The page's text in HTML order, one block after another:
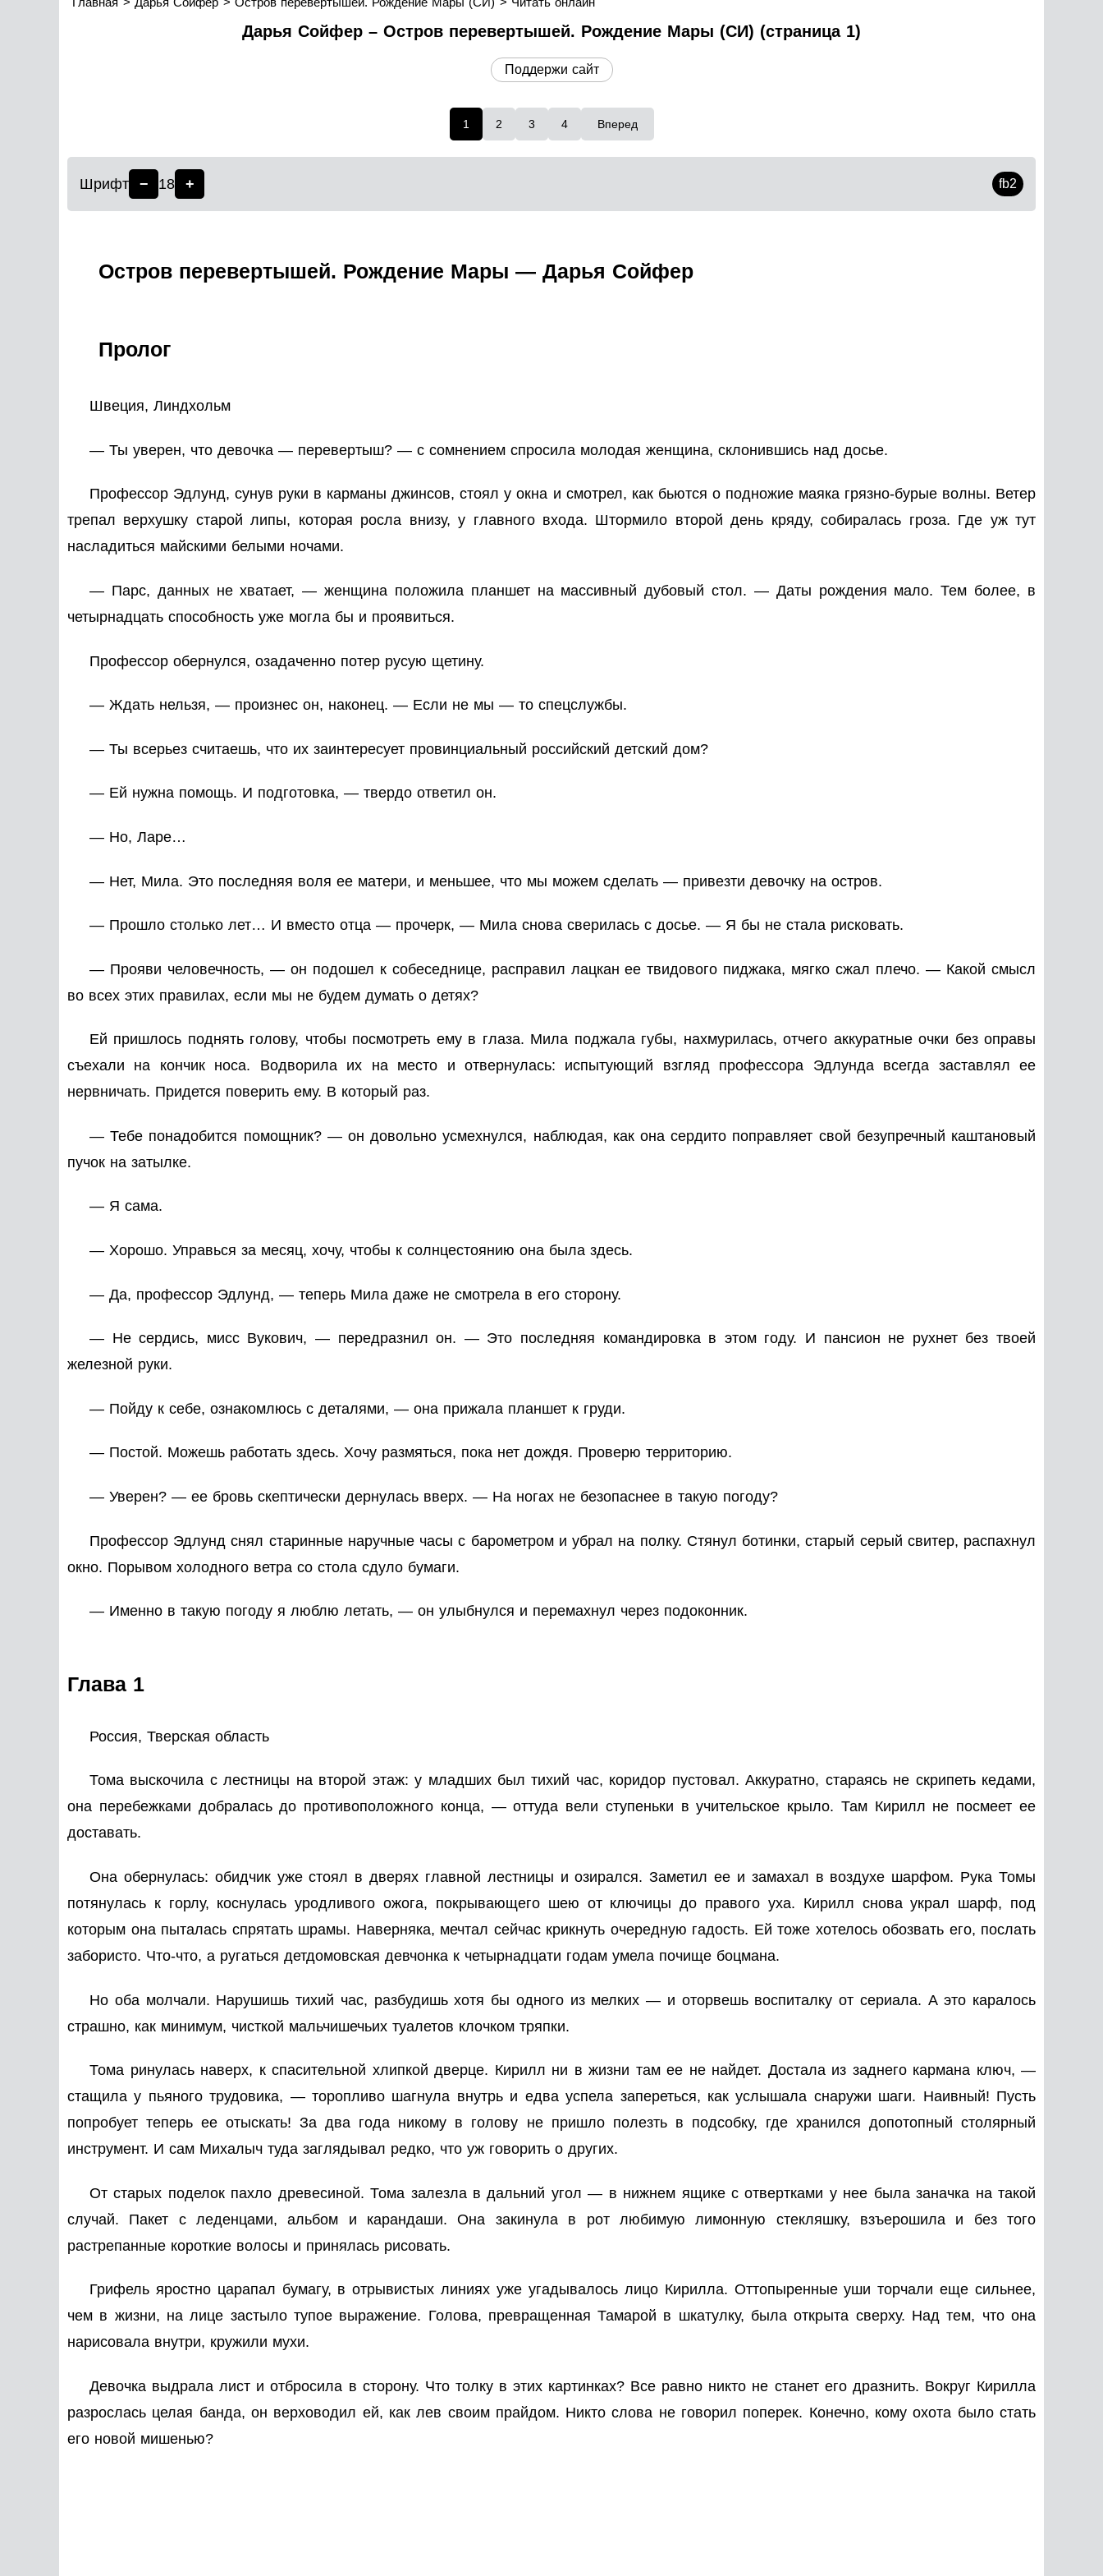
Дарья Сойфер – Остров перевертышей. Рождение Мары (СИ) (страница 1)
Поддержи сайт
1 2 3 4 Вперед
Шрифт − 18 + fb2
Остров перевертышей. Рождение Мары — Дарья Сойфер
Пролог
Швеция, Линдхольм
— Ты уверен, что девочка — перевертыш? — с сомнением спросила молодая женщина, склонившись над досье.
Профессор Эдлунд, сунув руки в карманы джинсов, стоял у окна и смотрел, как бьются о подножие маяка грязно-бурые волны. Ветер
трепал верхушку старой липы, которая росла внизу, у главного входа. Штормило второй день кряду, собиралась гроза. Где уж тут
насладиться майскими белыми ночами.
— Парс, данных не хватает, — женщина положила планшет на массивный дубовый стол. — Даты рождения мало. Тем более, в
четырнадцать способность уже могла бы и проявиться.
Профессор обернулся, озадаченно потер русую щетину.
— Ждать нельзя, — произнес он, наконец. — Если не мы — то спецслужбы.
— Ты всерьез считаешь, что их заинтересует провинциальный российский детский дом?
— Ей нужна помощь. И подготовка, — твердо ответил он.
— Но, Ларе…
— Нет, Мила. Это последняя воля ее матери, и меньшее, что мы можем сделать — привезти девочку на остров.
— Прошло столько лет… И вместо отца — прочерк, — Мила снова сверилась с досье. — Я бы не стала рисковать.
— Прояви человечность, — он подошел к собеседнице, расправил лацкан ее твидового пиджака, мягко сжал плечо. — Какой смысл
во всех этих правилах, если мы не будем думать о детях?
Ей пришлось поднять голову, чтобы посмотреть ему в глаза. Мила поджала губы, нахмурилась, отчего аккуратные очки без оправы
съехали на кончик носа. Водворила их на место и отвернулась: испытующий взгляд профессора Эдлунда всегда заставлял ее
нервничать. Придется поверить ему. В который раз.
— Тебе понадобится помощник? — он довольно усмехнулся, наблюдая, как она сердито поправляет свой безупречный каштановый
пучок на затылке.
— Я сама.
— Хорошо. Управься за месяц, хочу, чтобы к солнцестоянию она была здесь.
— Да, профессор Эдлунд, — теперь Мила даже не смотрела в его сторону.
— Не сердись, мисс Вукович, — передразнил он. — Это последняя командировка в этом году. И пансион не рухнет без твоей
железной руки.
— Пойду к себе, ознакомлюсь с деталями, — она прижала планшет к груди.
— Постой. Можешь работать здесь. Хочу размяться, пока нет дождя. Проверю территорию.
— Уверен? — ее бровь скептически дернулась вверх. — На ногах не безопаснее в такую погоду?
Профессор Эдлунд снял старинные наручные часы с барометром и убрал на полку. Стянул ботинки, старый серый свитер, распахнул
окно. Порывом холодного ветра со стола сдуло бумаги.
— Именно в такую погоду я люблю летать, — он улыбнулся и перемахнул через подоконник.
Глава 1
Россия, Тверская область
Тома выскочила с лестницы на второй этаж: у младших был тихий час, коридор пустовал. Аккуратно, стараясь не скрипеть кедами,
она перебежками добралась до противоположного конца, — оттуда вели ступеньки в учительское крыло. Там Кирилл не посмеет ее
доставать.
Она обернулась: обидчик уже стоял в дверях главной лестницы и озирался. Заметил ее и замахал в воздухе шарфом. Рука Томы
потянулась к горлу, коснулась уродливого ожога, покрывающего шею от ключицы до правого уха. Кирилл снова украл шарф, под
которым она пыталась спрятать шрамы. Наверняка, мечтал сейчас крикнуть очередную гадость. Ей тоже хотелось обозвать его, послать
забористо. Что-что, а ругаться детдомовская девчонка к четырнадцати годам умела почище боцмана.
Но оба молчали. Нарушишь тихий час, разбудишь хотя бы одного из мелких — и оторвешь воспиталку от сериала. А это каралось
страшно, как минимум, чисткой мальчишечьих туалетов клочком тряпки.
Тома ринулась наверх, к спасительной хлипкой дверце. Кирилл ни в жизни там ее не найдет. Достала из заднего кармана ключ, —
стащила у пьяного трудовика, — торопливо шагнула внутрь и едва успела запереться, как услышала снаружи шаги. Наивный! Пусть
попробует теперь ее отыскать! За два года никому в голову не пришло полезть в подсобку, где хранился допотопный столярный
инструмент. И сам Михалыч туда заглядывал редко, что уж говорить о других.
От старых поделок пахло древесиной. Тома залезла в дальний угол — в нижнем ящике с отвертками у нее была заначка на такой
случай. Пакет с леденцами, альбом и карандаши. Она закинула в рот любимую лимонную стекляшку, взъерошила и без того
растрепанные короткие волосы и принялась рисовать.
Грифель яростно царапал бумагу, в отрывистых линиях уже угадывалось лицо Кирилла. Оттопыренные уши торчали еще сильнее,
чем в жизни, на лице застыло тупое выражение. Голова, превращенная Тамарой в шкатулку, была открыта сверху. Над тем, что она
нарисовала внутри, кружили мухи.
Девочка выдрала лист и отбросила в сторону. Что толку в этих картинках? Все равно никто не станет его дразнить. Вокруг Кирилла
разрослась целая банда, он верховодил ей, как лев своим прайдом. Никто слова не говорил поперек. Конечно, кому охота было стать
его новой мишенью?